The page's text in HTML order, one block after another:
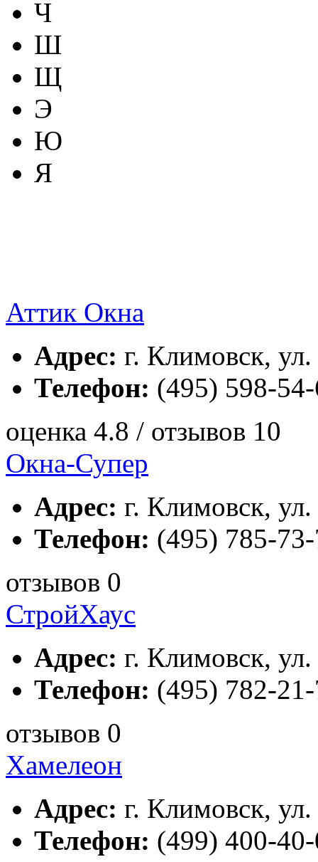
Ч
Ш
Щ
Э
Ю
Я
Аттик Окна
Адрес: г. Климовск,
Телефон: (495) 598-
оценка 4.8 / отзывов 10
Окна-Супер
Адрес: г. Климовск,
Телефон: (495) 785-
отзывов 0
СтройХаус
Адрес: г. Климовск,
Телефон: (495) 782-
отзывов 0
Хамелеон
Адрес: г. Климовск,
Телефон: (499) 400-